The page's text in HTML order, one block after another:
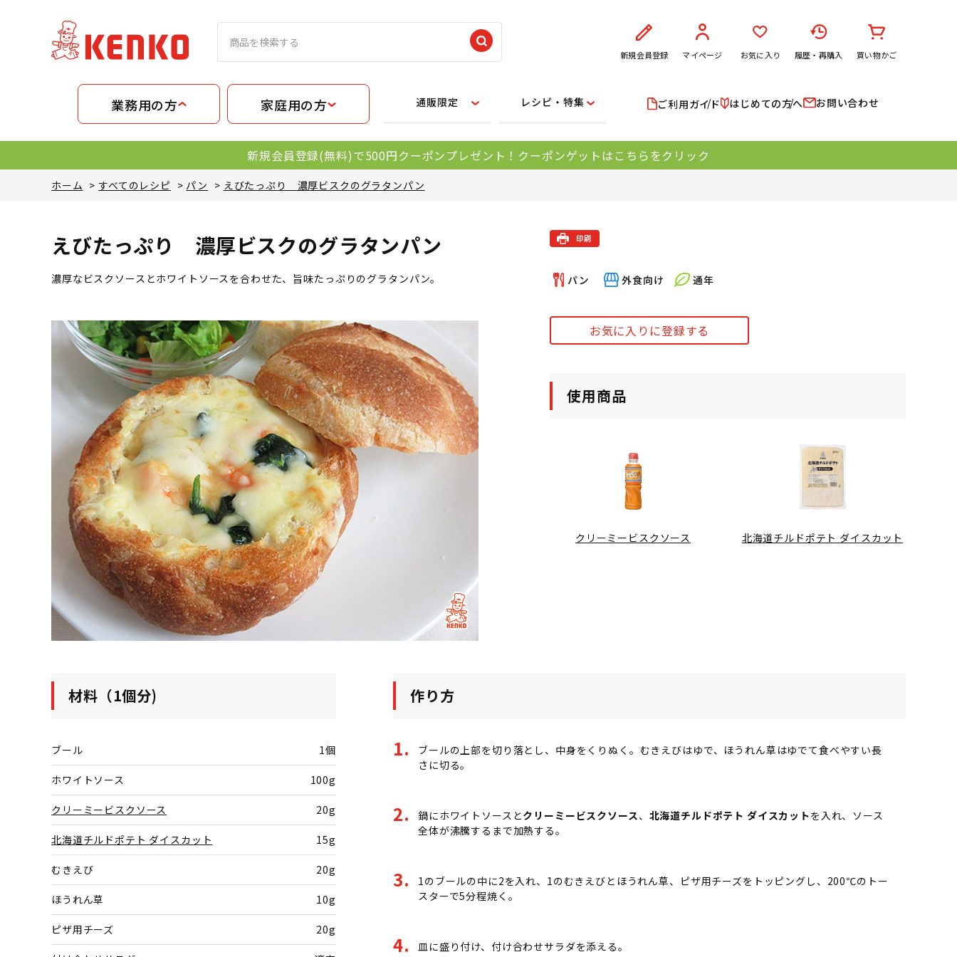
新規会員登録 マイページ お気に入り 履歴・再購入 買い物かご
業務用の方 家庭用の方 通販限定 レシピ・特集 ご利用ガイド はじめての方へ お問い合わせ
新規会員登録(無料)で500円クーポンプレゼント！クーポンゲットはこちらをクリック
ホーム >すべてのレシピ > パン > えびたっぷり 濃厚ビスクのグラタンパン
えびたっぷり 濃厚ビスクのグラタンパン
濃厚なビスクソースとホワイトソースを合わせた、旨味たっぷりのグラタンパン。
お気に入りに登録する
使用商品
クリーミービスクソース 北海道チルドポテト ダイスカット
材料（1個分)
ブール 1個
ホワイトソース 100g
クリーミービスクソース 20g
北海道チルドポテト ダイスカット 15g
むきえび 20g
ほうれん草 10g
ピザ用チーズ 20g
作り方
ブールの上部を切り落とし、中身をくりぬく。むきえびはゆで、ほうれん草はゆでて食べやすい長
さに切る。
鍋にホワイトソースとクリーミービスクソース、 北海道チルドポテト ダイスカットを入れ、ソース
全体が沸騰するまで加熱する。
1のブールの中に2を入れ、1のむきえびとほうれん草、ピザ用チーズをトッピングし、200℃のトー
スターで5分程焼く。
皿に盛り付け、付け合わせサラダを添える。